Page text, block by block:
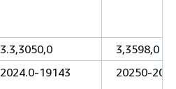
3.3,3050,0
3,3598,0
2024.0-19143 20250-